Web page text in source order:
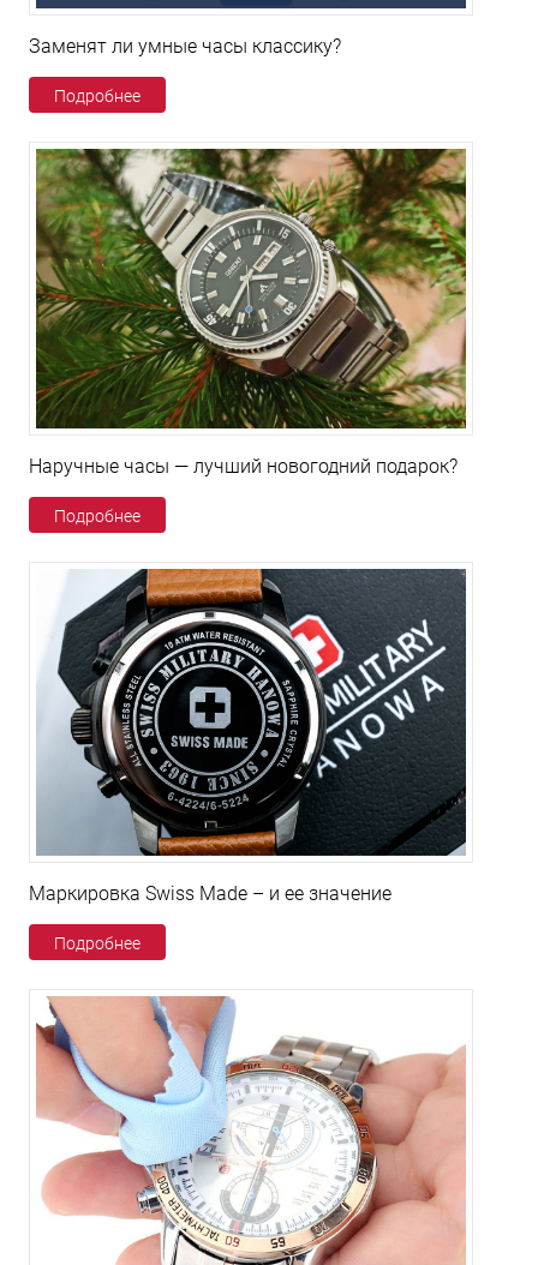
Заменят ли умные часы классику?
Подробнее
Наручные часы — лучший новогодний подарок?
Подробнее
Маркировка Swiss Made – и ее значение
Подробнее